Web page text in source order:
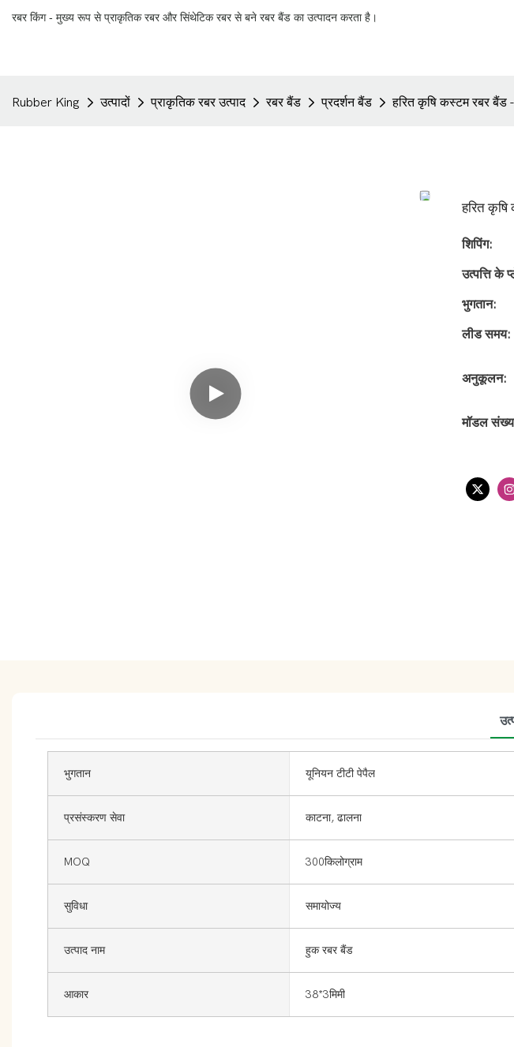
रबर किंग - मुख्य रूप से प्राकृतिक रबर और सिंथेटिक रबर से बने रबर बैंड का उत्पादन करता है।
Rubber King उत्पादों प्राकृतिक रबर उत्पाद रबर बैंड प्रदर्शन बैंड हरित कृषि कस्टम रबर बैंड
हरित
शिपिंग:
उत्पत्ति के
भुगतान:
लीड समय:
अनुकूलन:
मॉडल
भुगतान यूनियन टीटी पेपैल
प्रसंस्करण सेवा काटना, ढालना
MOQ 300किलोग्राम
सुविधा समायोज्य
उत्पाद नाम हुक रबर बैंड
आकार 38*3मिमी